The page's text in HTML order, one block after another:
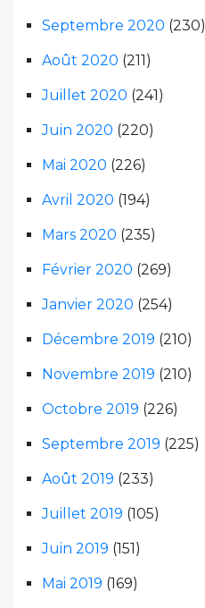
Septembre 2020 (230)
Août 2020 (211)
Juillet 2020 (241)
Juin 2020 (220)
Mai 2020 (226)
Avril 2020 (194)
Mars 2020 (235)
Février 2020 (269)
Janvier 2020 (254)
Décembre 2019 (210)
Novembre 2019 (210)
Octobre 2019 (226)
Septembre 2019 (225)
Août 2019 (233)
Juillet 2019 (105)
Juin 2019 (151)
Mai 2019 (169)